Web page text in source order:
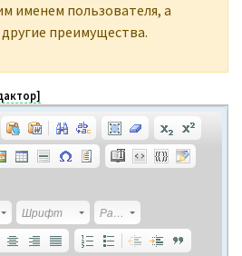
именем пользователя, а
другие преимущества.
Шрифт Размер